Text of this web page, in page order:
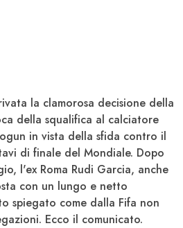
la clamorosa decisione della
della squalifica al calciatore
in vista della sfida contro il
di finale del Mondiale. Dopo
l'ex Roma Rudi Garcia, anche
con un lungo e netto
spiegato come dalla Fifa non
. Ecco il comunicato.